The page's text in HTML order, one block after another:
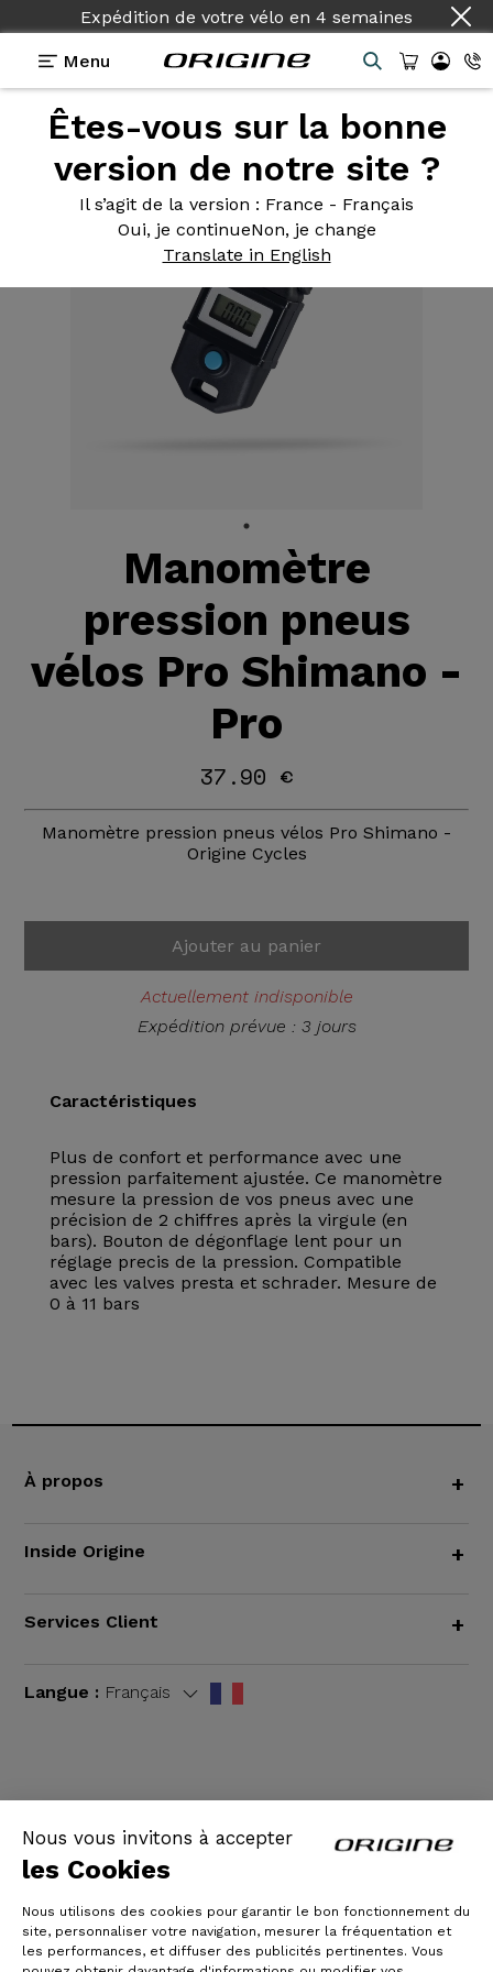
Nous vous invitons à accepter
les Cookies
Nous utilisons des cookies pour garantir le bon fonctionnement du
site, personnaliser votre navigation, mesurer la fréquentation et
les performances, et diffuser des publicités pertinentes. Vous
Expédition de votre vélo en 4 semaines
Menu
Êtes-vous sur la bonne
version de notre site ?
Il s’agit de la version : France - Français
Oui, je continueNon, je change
Translate in English
Equipements>Outils> Manomètre digital 11 bars
Manomètre
pression pneus
vélos Pro Shimano -
Pro
37.90 €
Manomètre pression pneus vélos Pro Shimano -
Origine Cycles
Ajouter au panier
Actuellement indisponible
Expédition prévue : 3 jours
Caractéristiques
Plus de confort et performance avec une
pression parfaitement ajustée. Ce manomètre
mesure la pression de vos pneus avec une
précision de 2 chiffres après la virgule (en
bars). Bouton de dégonflage lent pour un
réglage precis de la pression. Compatible
avec les valves presta et schrader. Mesure de
0 à 11 bars
À propos +
Inside Origine +
Services Client +
Langue : Français